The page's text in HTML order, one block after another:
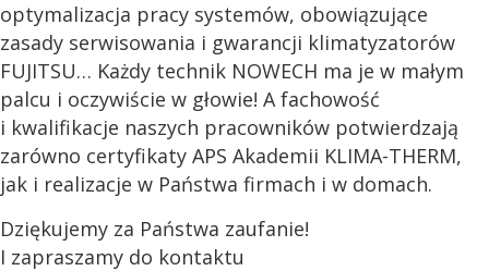
optymalizacja pracy systemów, obowiązujące
zasady serwisowania i gwarancji klimatyzatorów
FUJITSU… Każdy technik NOWECH ma je w małym
palcu i oczywiście w głowie! A fachowość
i kwalifikacje naszych pracowników potwierdzają
zarówno certyfikaty APS Akademii KLIMA-THERM,
jak i realizacje w Państwa firmach i w domach.
Dziękujemy za Państwa zaufanie!
I zapraszamy do kontaktu